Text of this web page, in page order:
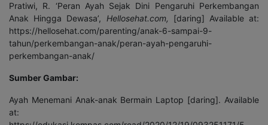
Pratiwi, R. ‘Peran Ayah Sejak Dini Pengaruhi Perkembangan
Anak Hingga Dewasa’, Hellosehat.com, [daring] Available at:
https://hellosehat.com/parenting/anak-6-sampai-9-
tahun/perkembangan-anak/peran-ayah-pengaruhi-
perkembangan-anak/
Sumber Gambar:
Ayah Menemani Anak-anak Bermain Laptop [daring]. Available
at: